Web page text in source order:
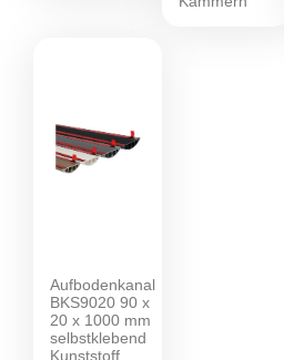
Aufbodenkanal
BKS9020 90 x
20 x 1000 mm
selbstklebend
Kunststoff